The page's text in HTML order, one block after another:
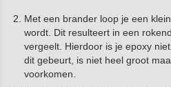
Met een brander loop je een
wordt. Dit resulteert in een
vergeelt. Hierdoor is je epoxy
dit gebeurt, is niet heel groot
voorkomen.